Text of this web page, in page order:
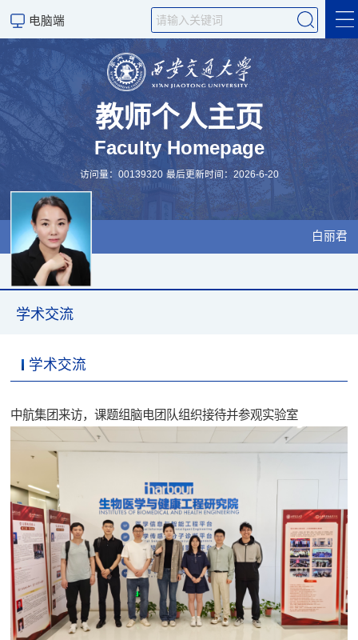
电脑端
主页
科学研究
研究成果
科研团队
教师个人主页
Faculty Homepage
访问量：00139320 最后更新时间：2026-6-20
白丽君
学术交流
学术交流
中航集团来访，课题组脑电团队组织接待并参观实验室